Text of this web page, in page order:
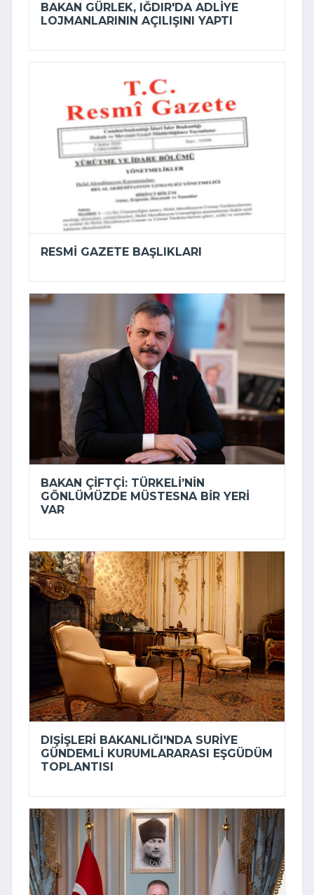
BAKAN GÜRLEK, IĞDIR'DA ADLIYE
LOJMANLARININ AÇILIŞINI YAPTI
RESMI GAZETE BAŞLIKLARI
BAKAN ÇIFTÇI: TÜRKELI’NIN
GÖNLÜMÜZDE MÜSTESNA BIR YERI
VAR
DIŞIŞLERI BAKANLIĞI'NDA SURIYE
GÜNDEMLI KURUMLARARASI EŞGÜDÜM
TOPLANTISI